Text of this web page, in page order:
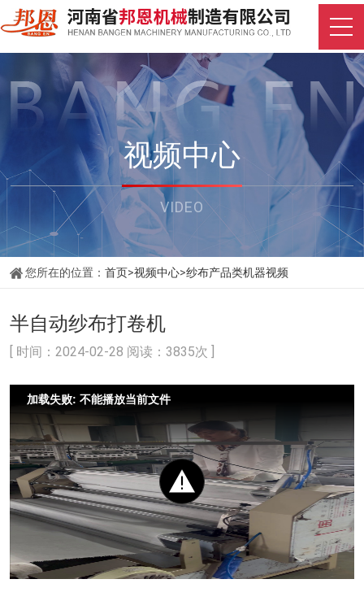
视频中心
VIDEO
您所在的位置： 首页>视频中心>纱布产品类机器视频
半自动纱布打卷机
[ 时间：2024-02-28 阅读：3835次 ]
加载失败: 不能播放当前文件